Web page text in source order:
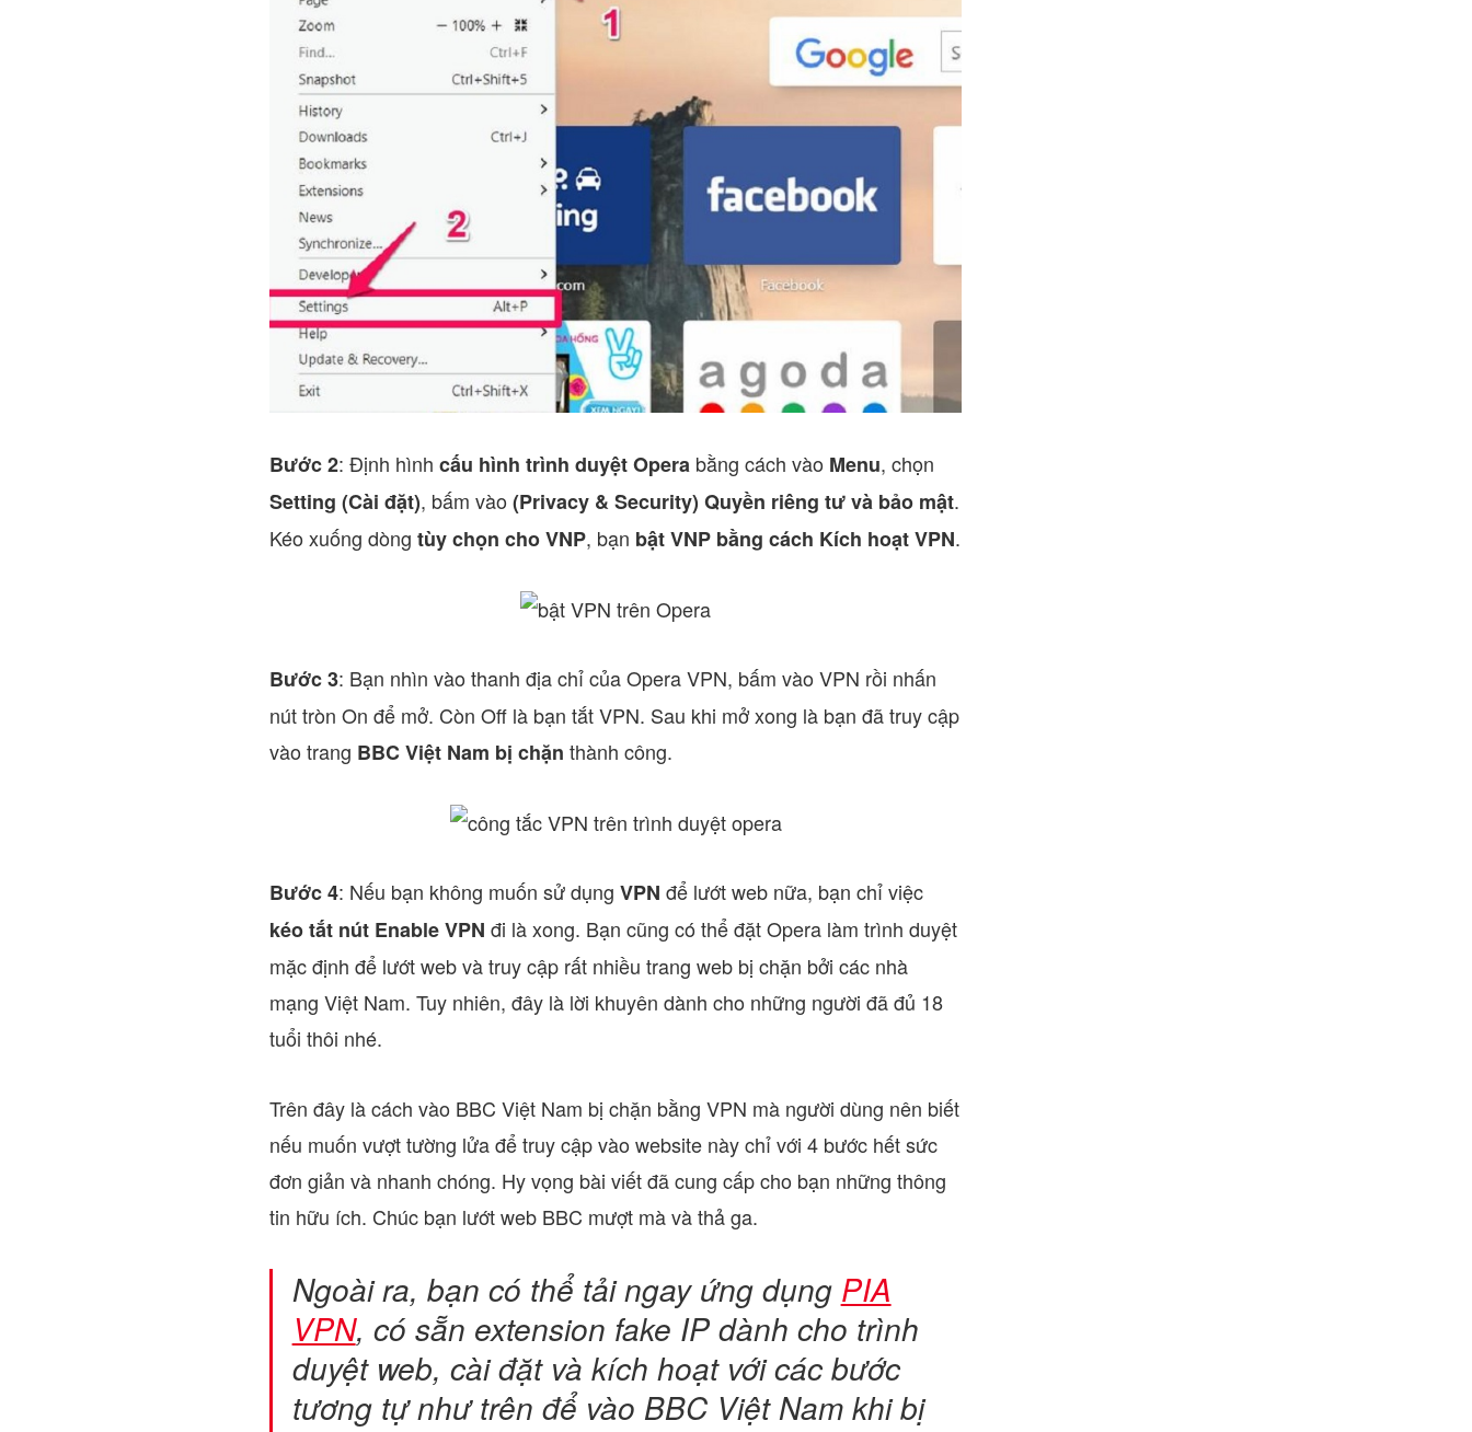
Bước 2: Định hình cấu hình trình duyệt Opera bằng cách vào Menu, chọn
Setting (Cài đặt), bấm vào (Privacy & Security) Quyền riêng tư và bảo mật.
Kéo xuống dòng tùy chọn cho VNP, bạn bật VNP bằng cách Kích hoạt VPN.
Bước 3: Bạn nhìn vào thanh địa chỉ của Opera VPN, bấm vào VPN rồi nhấn
nút tròn On để mở. Còn Off là bạn tắt VPN. Sau khi mở xong là bạn đã truy cập
vào trang BBC Việt Nam bị chặn thành công.
Bước 4: Nếu bạn không muốn sử dụng VPN để lướt web nữa, bạn chỉ việc
kéo tắt nút Enable VPN đi là xong. Bạn cũng có thể đặt Opera làm trình duyệt
mặc định để lướt web và truy cập rất nhiều trang web bị chặn bởi các nhà
mạng Việt Nam. Tuy nhiên, đây là lời khuyên dành cho những người đã đủ 18
tuổi thôi nhé.
Trên đây là cách vào BBC Việt Nam bị chặn bằng VPN mà người dùng nên biết
nếu muốn vượt tường lửa để truy cập vào website này chỉ với 4 bước hết sức
đơn giản và nhanh chóng. Hy vọng bài viết đã cung cấp cho bạn những thông
tin hữu ích. Chúc bạn lướt web BBC mượt mà và thả ga.
Ngoài ra, bạn có thể tải ngay ứng dụng PIA
VPN, có sẵn extension fake IP dành cho trình
duyệt web, cài đặt và kích hoạt với các bước
tương tự như trên để vào BBC Việt Nam khi bị